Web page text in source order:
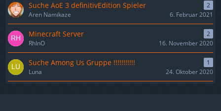
Suche AoE 3 definitivEdition Spieler
2
Aren Namikaze
6. Februar 2021
Minecraft Server
2
RhInO
16. November 2020
Suche Among Us Gruppe !!!!!!!!!!!
1
Luna
24. Oktober 2020